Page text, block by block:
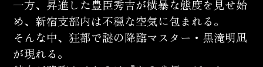
一方、昇進した豊臣秀吉が横暴な態度を見せ始
め、新宿支部内は不穏な空気に包まれる。
そんな中、狂都で謎の降臨マスター・黒滝明凪
が現れる。